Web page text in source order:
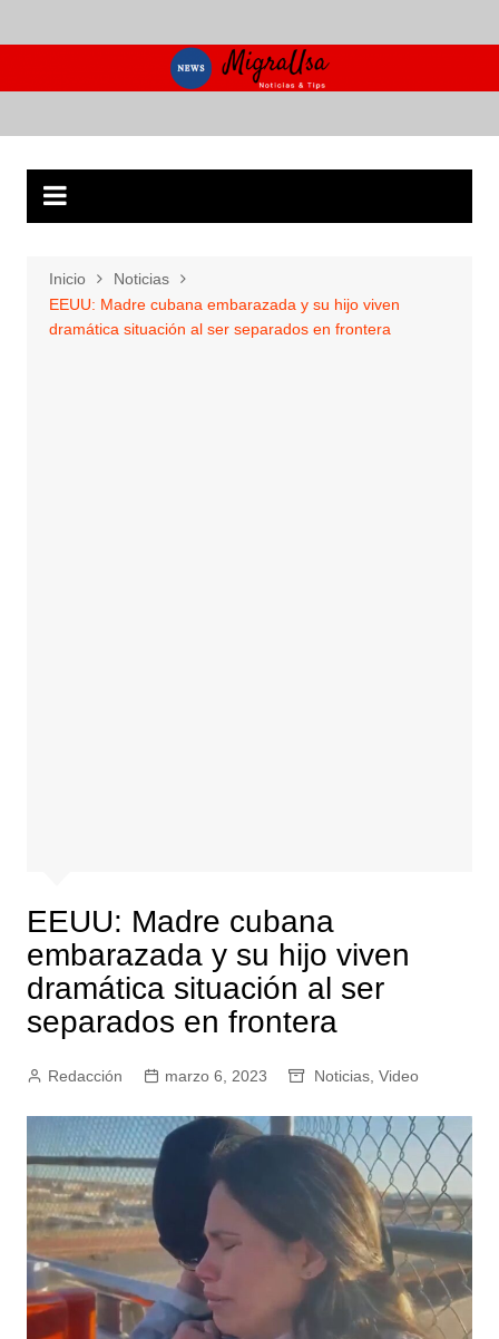
al
Inicio
Noticias
EEUU: Madre cubana embarazada y su hijo viven
dramática situación al ser separados en frontera
EEUU: Madre cubana
embarazada y su hijo viven
dramática situación al ser
separados en frontera
Redacción marzo 6, 2023 Noticias, Video